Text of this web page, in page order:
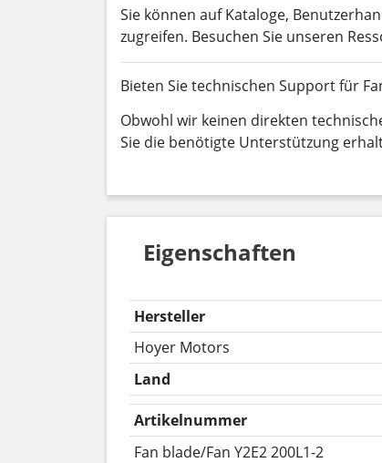
Sie können auf Kataloge,
zugreifen. Besuchen Sie unseren
Bieten Sie technischen Support für
Obwohl wir keinen direkten
Sie die benötigte Unterstützung
Eigenschaften
Hersteller
Hoyer Motors
Land
Artikelnummer
Fan blade/Fan Y2E2 200L1-2